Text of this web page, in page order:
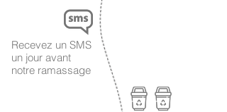
Recevez un SMS
un jour avant
notre ramassage